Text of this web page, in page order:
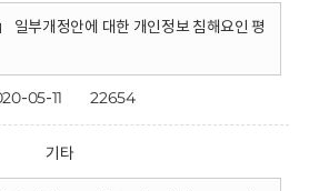
일부개정안에 대한 개인정보 침해요인 평
05-11 22654
기타